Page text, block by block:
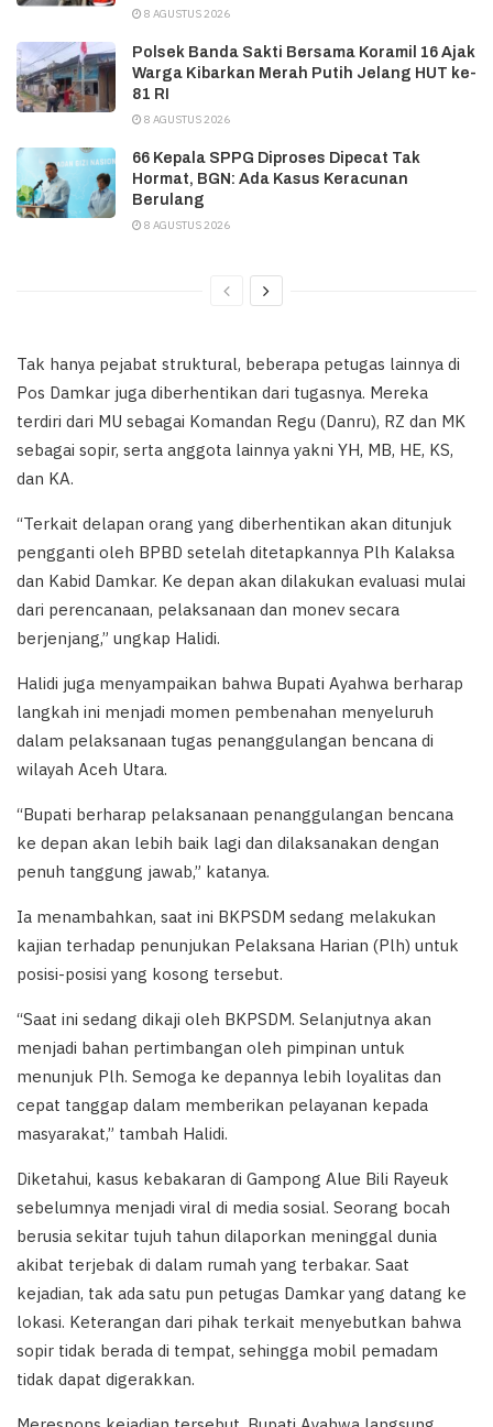
8 AGUSTUS 2026
Polsek Banda Sakti Bersama Koramil 16 Ajak
Warga Kibarkan Merah Putih Jelang HUT ke-
81 RI
8 AGUSTUS 2026
66 Kepala SPPG Diproses Dipecat Tak
Hormat, BGN: Ada Kasus Keracunan
Berulang
8 AGUSTUS 2026
Tak hanya pejabat struktural, beberapa petugas lainnya di
Pos Damkar juga diberhentikan dari tugasnya. Mereka
terdiri dari MU sebagai Komandan Regu (Danru), RZ dan MK
sebagai sopir, serta anggota lainnya yakni YH, MB, HE, KS,
dan KA.
“Terkait delapan orang yang diberhentikan akan ditunjuk
pengganti oleh BPBD setelah ditetapkannya Plh Kalaksa
dan Kabid Damkar. Ke depan akan dilakukan evaluasi mulai
dari perencanaan, pelaksanaan dan monev secara
berjenjang,” ungkap Halidi.
Halidi juga menyampaikan bahwa Bupati Ayahwa berharap
langkah ini menjadi momen pembenahan menyeluruh
dalam pelaksanaan tugas penanggulangan bencana di
wilayah Aceh Utara.
“Bupati berharap pelaksanaan penanggulangan bencana
ke depan akan lebih baik lagi dan dilaksanakan dengan
penuh tanggung jawab,” katanya.
Ia menambahkan, saat ini BKPSDM sedang melakukan
kajian terhadap penunjukan Pelaksana Harian (Plh) untuk
posisi-posisi yang kosong tersebut.
“Saat ini sedang dikaji oleh BKPSDM. Selanjutnya akan
menjadi bahan pertimbangan oleh pimpinan untuk
menunjuk Plh. Semoga ke depannya lebih loyalitas dan
cepat tanggap dalam memberikan pelayanan kepada
masyarakat,” tambah Halidi.
Diketahui, kasus kebakaran di Gampong Alue Bili Rayeuk
sebelumnya menjadi viral di media sosial. Seorang bocah
berusia sekitar tujuh tahun dilaporkan meninggal dunia
akibat terjebak di dalam rumah yang terbakar. Saat
kejadian, tak ada satu pun petugas Damkar yang datang ke
lokasi. Keterangan dari pihak terkait menyebutkan bahwa
sopir tidak berada di tempat, sehingga mobil pemadam
tidak dapat digerakkan.